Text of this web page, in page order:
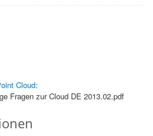
Cloud:
Fragen zur Cloud DE 2013.02.pdf